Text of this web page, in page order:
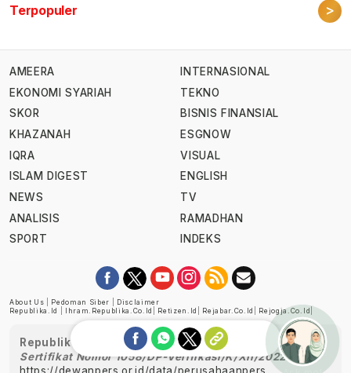
Terpopuler >
AMEERA
EKONOMI SYARIAH
SKOR
KHAZANAH
IQRA
ISLAM DIGEST
NEWS
ANALISIS
SPORT
INTERNASIONAL
TEKNO
BISNIS FINANSIAL
ESGNOW
VISUAL
ENGLISH
TV
RAMADHAN
INDEKS
About Us Pedoman Siber
Disclaimer
Republika.id
Ihram.republika.co.id Retizen.id Rejabar.co.id Rejogja.co.id
Republika telah diverifikasi oleh Dewan Pers
Sertifikat Nomor 1058/DP-Verifikasi/K/XII/2022
https://dewanpers.or.id/data/perusahaanpers